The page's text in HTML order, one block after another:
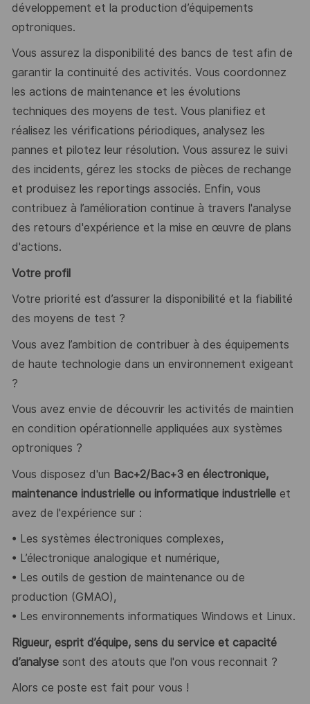
développement et la production d’équipements
optroniques.
Vous assurez la disponibilité des bancs de test afin de
garantir la continuité des activités. Vous coordonnez
les actions de maintenance et les évolutions
techniques des moyens de test. Vous planifiez et
réalisez les vérifications périodiques, analysez les
pannes et pilotez leur résolution. Vous assurez le suivi
des incidents, gérez les stocks de pièces de rechange
et produisez les reportings associés. Enfin, vous
contribuez à l’amélioration continue à travers l'analyse
des retours d'expérience et la mise en œuvre de plans
d'actions.
Votre profil
Votre priorité est d’assurer la disponibilité et la fiabilité
des moyens de test ?
Vous avez l’ambition de contribuer à des équipements
de haute technologie dans un environnement exigeant
?
Vous avez envie de découvrir les activités de maintien
en condition opérationnelle appliquées aux systèmes
optroniques ?
Vous disposez d'un Bac+2/Bac+3 en électronique,
maintenance industrielle ou informatique industrielleet
avez de l'expérience sur :
• Les systèmes électroniques complexes,
• L’électronique analogique et numérique,
• Les outils de gestion de maintenance ou de
production (GMAO),
• Les environnements informatiques Windows et Linux.
Rigueur, esprit d’équipe, sens du service et capacité
d’analysesont des atouts que l'on vous reconnait ?
Alors ce poste est fait pour vous !